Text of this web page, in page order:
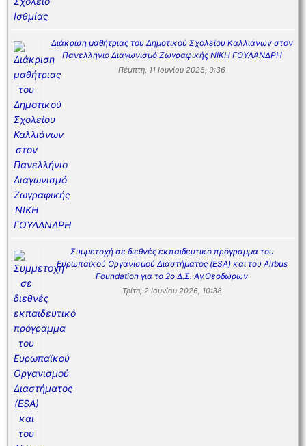
Διάκριση μαθήτριας του Δημοτικού Σχολείου Καλλιάνων στον
Πανελλήνιο Διαγωνισμό Ζωγραφικής ΝΙΚΗ ΓΟΥΛΑΝΔΡΗ
Πέμπτη, 11 Ιουνίου 2026, 9:36
Συμμετοχή σε διεθνές εκπαιδευτικό πρόγραμμα του
Ευρωπαϊκού Οργανισμού Διαστήματος (ESA) και του Airbus
Foundation για το 2ο Δ.Σ. Αγ.Θεοδώρων
Τρίτη, 2 Ιουνίου 2026, 10:38